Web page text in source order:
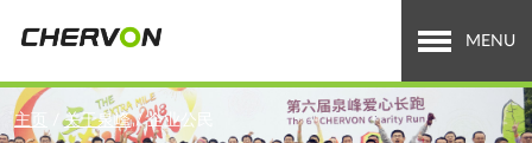
MENU
关于泉峰
You
主页 /关于泉峰/企业公民